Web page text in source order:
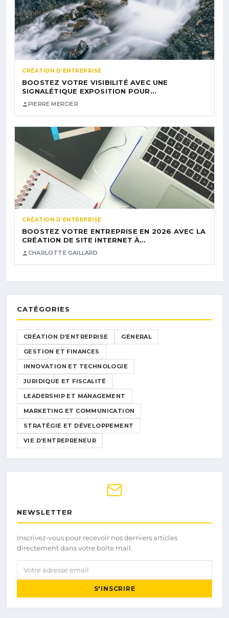
CRÉATION D’ENTREPRISE
BOOSTEZ VOTRE VISIBILITÉ AVEC UNE
SIGNALÉTIQUE EXPOSITION POUR…
PIERRE MERCIER
CRÉATION D’ENTREPRISE
BOOSTEZ VOTRE ENTREPRISE EN 2026 AVEC LA
CRÉATION DE SITE INTERNET À…
CHARLOTTE GAILLARD
CATÉGORIES
CRÉATION D’ENTREPRISE GENERAL
GESTION ET FINANCES
INNOVATION ET TECHNOLOGIE
JURIDIQUE ET FISCALITÉ
LEADERSHIP ET MANAGEMENT
MARKETING ET COMMUNICATION
STRATÉGIE ET DÉVELOPPEMENT
VIE D’ENTREPRENEUR
NEWSLETTER
Inscrivez-vous pour recevoir nos derniers articles
directement dans votre boîte mail.
Votre adresse email
S'INSCRIRE